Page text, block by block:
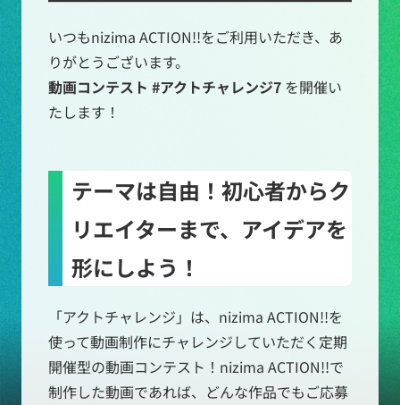
いつもnizima ACTION!!をご利用いただき、あ
りがとうございます。
動画コンテスト #アクトチャレンジ7 を開催い
たします！
テーマは自由！初心者からク
リエイターまで、アイデアを
形にしよう！
「アクトチャレンジ」は、nizima ACTION!!を
使って動画制作にチャレンジしていただく定期
開催型の動画コンテスト！nizima ACTION!!で
制作した動画であれば、どんな作品でもご応募